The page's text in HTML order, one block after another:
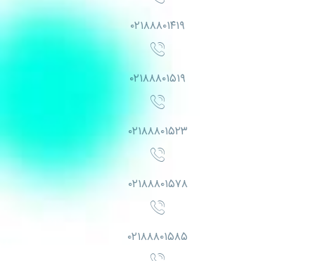
۰۲۱۸۸۸۰۱۴۱۹
۰۲۱۸۸۸۰۱۵۱۹
۰۲۱۸۸۸۰۱۵۲۳
۰۲۱۸۸۸۰۱۵۷۸
۰۲۱۸۸۸۰۱۵۸۵